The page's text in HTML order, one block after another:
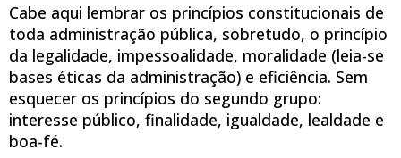
Cabe aqui lembrar os princípios constitucionais de
toda administração pública, sobretudo, o princípio
da legalidade, impessoalidade, moralidade (leia-se
bases éticas da administração) e eficiência. Sem
esquecer os princípios do segundo grupo:
interesse público, finalidade, igualdade, lealdade e
boa-fé.